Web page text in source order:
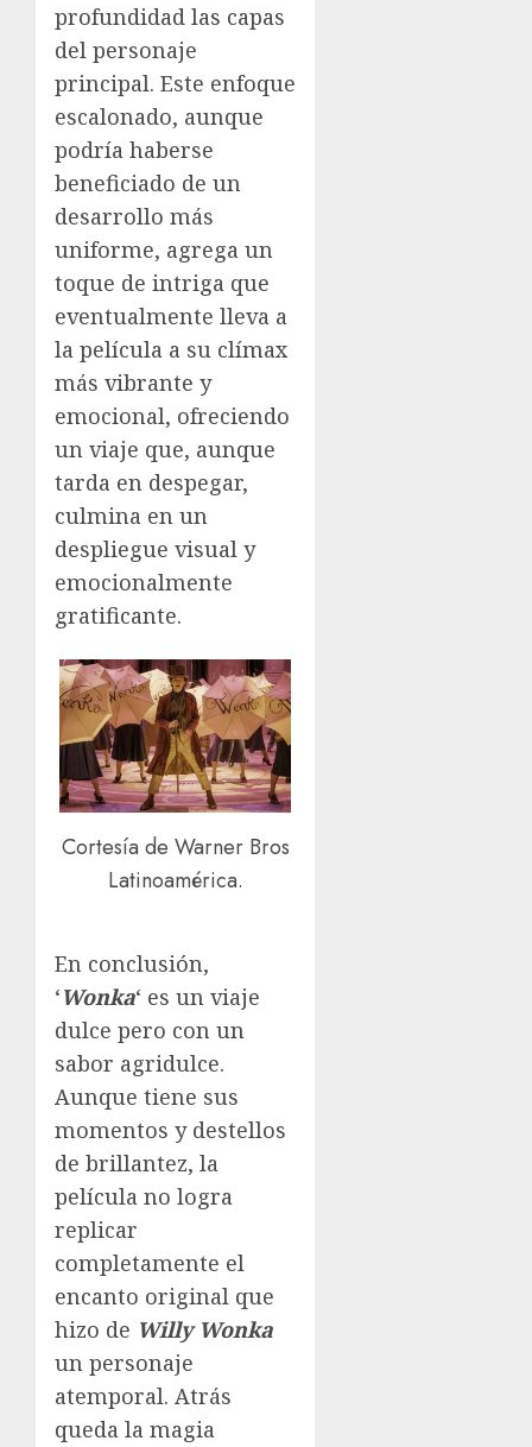
profundidad las capas
del personaje
principal. Este enfoque
escalonado, aunque
podría haberse
beneficiado de un
desarrollo más
uniforme, agrega un
toque de intriga que
eventualmente lleva a
la película a su clímax
más vibrante y
emocional, ofreciendo
un viaje que, aunque
tarda en despegar,
culmina en un
despliegue visual y
emocionalmente
gratificante.
Cortesía de Warner Bros
Latinoamérica.
En conclusión,
‘Wonka‘ es un viaje
dulce pero con un
sabor agridulce.
Aunque tiene sus
momentos y destellos
de brillantez, la
película no logra
replicar
completamente el
encanto original que
hizo de Willy Wonka
un personaje
atemporal. Atrás
queda la magia